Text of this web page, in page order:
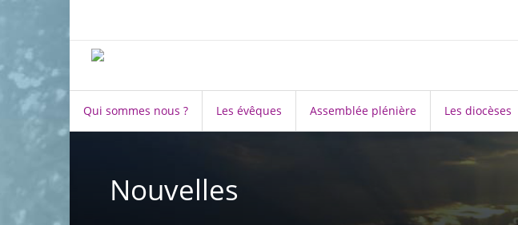
Qui sommes nous ? Les évêques Assemblée plénière Les diocèses
Nouvelles